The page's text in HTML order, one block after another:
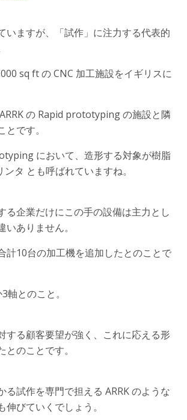
いますが、「試作」に注力する代表的
sq ft の CNC 加工施設をイギリスに
の Rapid prototyping の施設と隣
です。
において、造形する対象が樹脂
タ とも呼ばれていますね。
る企業だけにこの手の設備は主力とし
ありません。
計10台の加工機を追加したとのことで
軸とのこと。
する顧客要望が強く、これに応える形
のことです。
る試作を専門で担える ARRK のような
びていくでしょう。